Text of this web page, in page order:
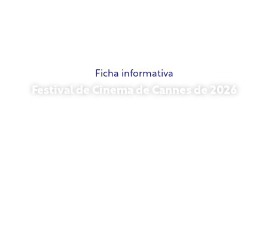
Ficha informativa
Festival de Cinema de Cannes de 2026